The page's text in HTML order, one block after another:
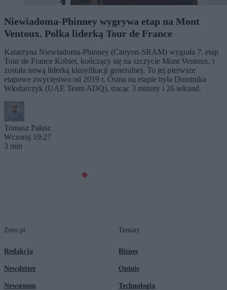
Niewiadoma-Phinney wygrywa etap na Mont
Ventoux. Polka liderką Tour de France
Katarzyna Niewiadoma-Phinney (Canyon-SRAM) wygrała 7. etap
Tour de France Kobiet, kończący się na szczycie Mont Ventoux, i
została nową liderką klasyfikacji generalnej. To jej pierwsze
etapowe zwycięstwo od 2019 r. Ósma na etapie była Dominika
Włodarczyk (UAE Team ADQ), tracąc 3 minuty i 26 sekund.
Tomasz Pałasz
Wczoraj 19:27
3 min
Zero.pl
Redakcja
Newsletter
Newsroom
Tematy
Biznes
Opinie
Technologia